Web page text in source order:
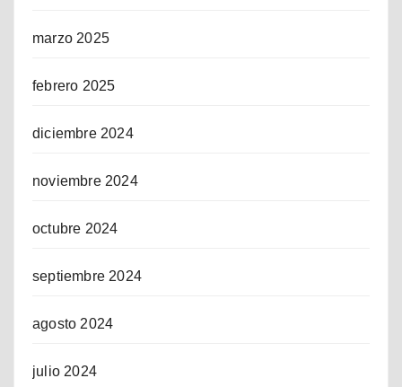
marzo 2025
febrero 2025
diciembre 2024
noviembre 2024
octubre 2024
septiembre 2024
agosto 2024
julio 2024